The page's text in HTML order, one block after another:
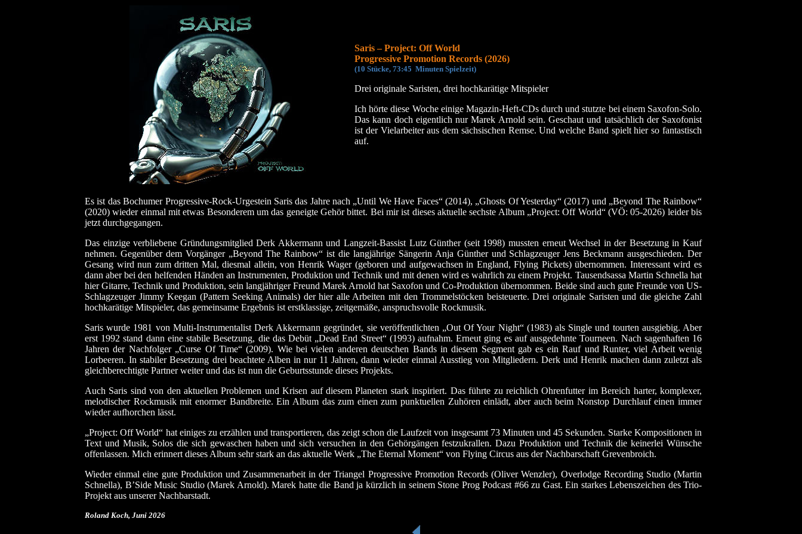
Saris – Project: Off World
Progressive Promotion Records (2026)
(10 Stücke, 73:45 Minuten Spielzeit)
Drei originale Saristen, drei hochkarätige Mitspieler
Ich hörte diese Woche einige Magazin-Heft-CDs durch und stutzte bei einem Saxofon-Solo.
Das kann doch eigentlich nur Marek Arnold sein. Geschaut und tatsächlich der Saxofonist
ist der Vielarbeiter aus dem sächsischen Remse. Und welche Band spielt hier so fantastisch
auf.
Es ist das Bochumer Progressive-Rock-Urgestein Saris das Jahre nach „Until We Have Faces“ (2014), „Ghosts Of Yesterday“ (2017) und „Beyond The Rainbow“
(2020) wieder einmal mit etwas Besonderem um das geneigte Gehör bittet. Bei mir ist dieses aktuelle sechste Album „Project: Off World“ (VÖ: 05-2026) leider bis
jetzt durchgegangen.
Das einzige verbliebene Gründungsmitglied Derk Akkermann und Langzeit-Bassist Lutz Günther (seit 1998) mussten erneut Wechsel in der Besetzung in Kauf
nehmen. Gegenüber dem Vorgänger „Beyond The Rainbow“ ist die langjährige Sängerin Anja Günther und Schlagzeuger Jens Beckmann ausgeschieden. Der
Gesang wird nun zum dritten Mal, diesmal allein, von Henrik Wager (geboren und aufgewachsen in England, Flying Pickets) übernommen. Interessant wird es
dann aber bei den helfenden Händen an Instrumenten, Produktion und Technik und mit denen wird es wahrlich zu einem Projekt. Tausendsassa Martin Schnella hat
hier Gitarre, Technik und Produktion, sein langjähriger Freund Marek Arnold hat Saxofon und Co-Produktion übernommen. Beide sind auch gute Freunde von US-
Schlagzeuger Jimmy Keegan (Pattern Seeking Animals) der hier alle Arbeiten mit den Trommelstöcken beisteuerte. Drei originale Saristen und die gleiche Zahl
hochkarätige Mitspieler, das gemeinsame Ergebnis ist erstklassige, zeitgemäße, anspruchsvolle Rockmusik.
Saris wurde 1981 von Multi-Instrumentalist Derk Akkermann gegründet, sie veröffentlichten „Out Of Your Night“ (1983) als Single und tourten ausgiebig. Aber
erst 1992 stand dann eine stabile Besetzung, die das Debüt „Dead End Street“ (1993) aufnahm. Erneut ging es auf ausgedehnte Tourneen. Nach sagenhaften 16
Jahren der Nachfolger „Curse Of Time“ (2009). Wie bei vielen anderen deutschen Bands in diesem Segment gab es ein Rauf und Runter, viel Arbeit wenig
Lorbeeren. In stabiler Besetzung drei beachtete Alben in nur 11 Jahren, dann wieder einmal Ausstieg von Mitgliedern. Derk und Henrik machen dann zuletzt als
gleichberechtigte Partner weiter und das ist nun die Geburtsstunde dieses Projekts.
Auch Saris sind von den aktuellen Problemen und Krisen auf diesem Planeten stark inspiriert. Das führte zu reichlich Ohrenfutter im Bereich harter, komplexer,
melodischer Rockmusik mit enormer Bandbreite. Ein Album das zum einen zum punktuellen Zuhören einlädt, aber auch beim Nonstop Durchlauf einen immer
wieder aufhorchen lässt.
„Project: Off World“ hat einiges zu erzählen und transportieren, das zeigt schon die Laufzeit von insgesamt 73 Minuten und 45 Sekunden. Starke Kompositionen in
Text und Musik, Solos die sich gewaschen haben und sich versuchen in den Gehörgängen festzukrallen. Dazu Produktion und Technik die keinerlei Wünsche
offenlassen. Mich erinnert dieses Album sehr stark an das aktuelle Werk „The Eternal Moment“ von Flying Circus aus der Nachbarschaft Grevenbroich.
Wieder einmal eine gute Produktion und Zusammenarbeit in der Triangel Progressive Promotion Records (Oliver Wenzler), Overlodge Recording Studio (Martin
Schnella), B’Side Music Studio (Marek Arnold). Marek hatte die Band ja kürzlich in seinem Stone Prog Podcast #66 zu Gast. Ein starkes Lebenszeichen des Trio-
Projekt aus unserer Nachbarstadt.
Roland Koch, Juni 2026